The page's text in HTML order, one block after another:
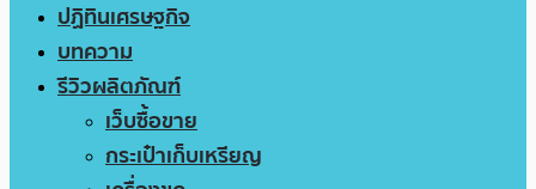
ปฏิทินเศรษฐกิจ
บทความ
รีวิวผลิตภัณฑ์
เว็บซื้อขาย
กระเป๋าเก็บเหรียญ